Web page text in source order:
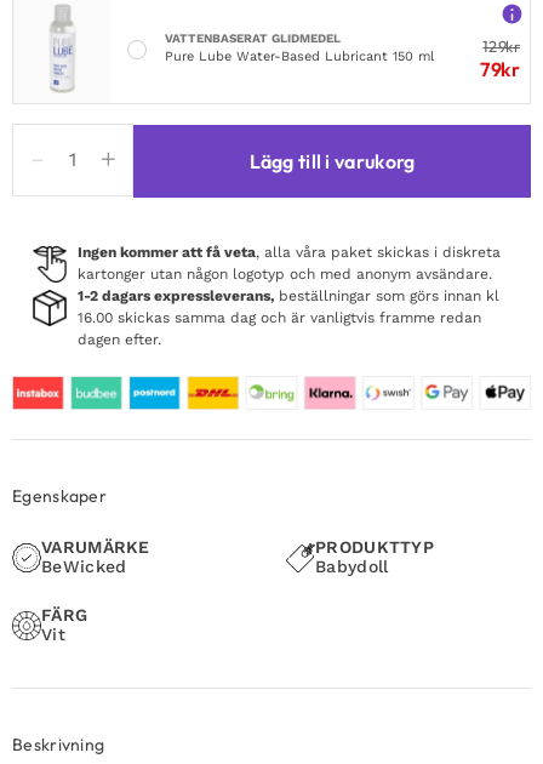
VATTENBASERAT GLIDMEDEL
Pure Lube Water-Based Lubricant 150 ml
129kr
79kr
Farah
Babydoll
mängd
Lägg till i varukorg
Ingen kommer att få veta, alla våra paket skickas i diskreta
kartonger utan någon logotyp och med anonym avsändare.
1-2 dagars expressleverans, beställningar som görs innan kl
16.00 skickas samma dag och är vanligtvis framme redan
dagen efter.
Egenskaper
VARUMÄRKE
BeWicked
PRODUKTTYP
Babydoll
FÄRG
Vit
Beskrivning